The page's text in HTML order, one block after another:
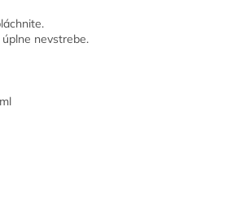
nevstrebe.